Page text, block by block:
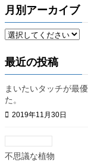
月別アーカイブ
最近の投稿
まいたいタッチが最
た。
2019年11月30日
不思議な植物